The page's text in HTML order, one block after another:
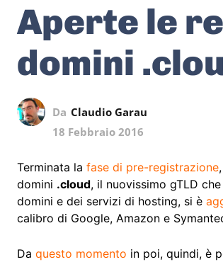
Aperte le
domini
Da Claudio Garau
18 Febbraio 2016
Terminata la fase di pre-registrazione
domini .cloud, il nuovissimo gTLD che
domini e dei servizi di hosting, si è
calibro di Google, Amazon e
Da questo momento in poi, quindi, è